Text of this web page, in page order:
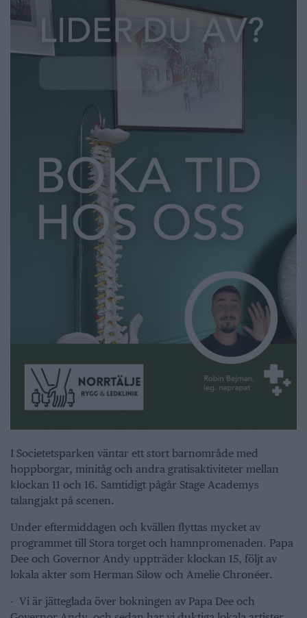
I Societetsparken väntar ett stort barnområde med
hoppborgar, minitåg och andra gratisaktiviteter mellan
klockan 11 och 16. Samtidigt pågår Stage Academys
talangjakt på scenen.
Under eftermiddagen och kvällen flyttas mycket av
programmet till Stora torget och hamnpromenaden. Papa
Dee och Governor Andy uppträder klockan 15, följt av
lokala akter som Herman Silow och Amelie Chronéer.
- Vi är jätteglada över bokningen av Papa Dee och